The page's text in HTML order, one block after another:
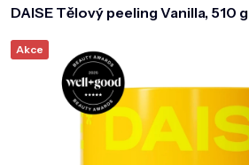
ZDRAVÍ
KOSMETICKÉ PŘÍSTROJE
DAISE Tělový peeling Vanilla, 510 g
Akce